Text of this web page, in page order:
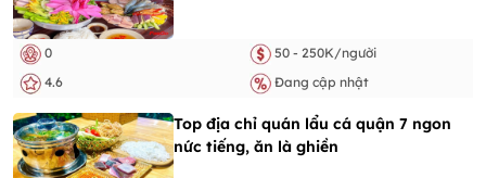
0
50 - 250K/người
4.6
Đang cập nhật
Top địa chỉ quán lẩu cá quận 7 ngon
nức tiếng, ăn là ghiền